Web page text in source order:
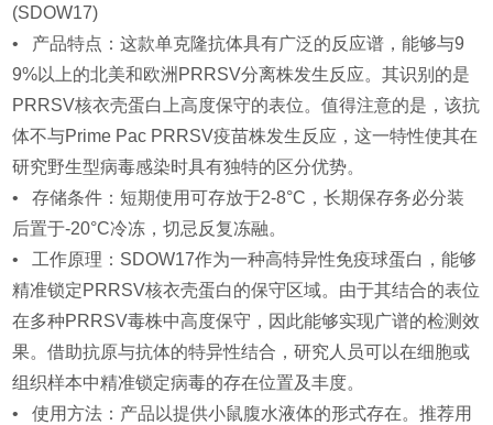
(SDOW17)
• 产品特点：这款单克隆抗体具有广泛的反应谱，能够与9
9%以上的北美和欧洲PRRSV分离株发生反应。其识别的是
PRRSV核衣壳蛋白上高度保守的表位。值得注意的是，该抗
体不与Prime Pac PRRSV疫苗株发生反应，这一特性使其在
研究野生型病毒感染时具有独特的区分优势。
• 存储条件：短期使用可存放于2-8°C，长期保存务必分装
后置于-20°C冷冻，切忌反复冻融。
• 工作原理：SDOW17作为一种高特异性免疫球蛋白，能够
精准锁定PRRSV核衣壳蛋白的保守区域。由于其结合的表位
在多种PRRSV毒株中高度保守，因此能够实现广谱的检测效
果。借助抗原与抗体的特异性结合，研究人员可以在细胞或
组织样本中精准锁定病毒的存在位置及丰度。
• 使用方法：产品以提供小鼠腹水液体的形式存在。推荐用